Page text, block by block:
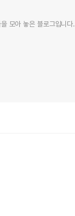
모아 놓은 블로그입니다.